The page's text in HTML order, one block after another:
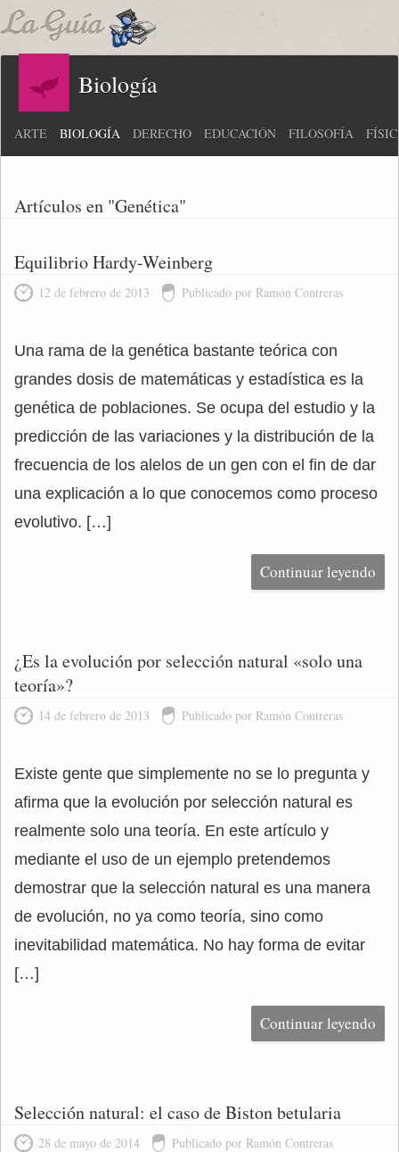
Biología
ARTE BIOLOGÍA DERECHO EDUCACIÓN FILOSOFÍA
Artículos en "Genética"
Equilibrio Hardy-Weinberg
12 de febrero de 2013 Publicado por Ramón Contreras
Una rama de la genética bastante teórica con
grandes dosis de matemáticas y estadística es la
genética de poblaciones. Se ocupa del estudio y la
predicción de las variaciones y la distribución de la
frecuencia de los alelos de un gen con el fin de dar
una explicación a lo que conocemos como proceso
evolutivo. […]
Continuar leyendo
¿Es la evolución por selección natural «solo una
teoría»?
14 de febrero de 2013 Publicado por Ramón Contreras
Existe gente que simplemente no se lo pregunta y
afirma que la evolución por selección natural es
realmente solo una teoría. En este artículo y
mediante el uso de un ejemplo pretendemos
demostrar que la selección natural es una manera
de evolución, no ya como teoría, sino como
inevitabilidad matemática. No hay forma de evitar
[…]
Continuar leyendo
Selección natural: el caso de Biston betularia
28 de mayo de 2014 Publicado por Ramón Contreras